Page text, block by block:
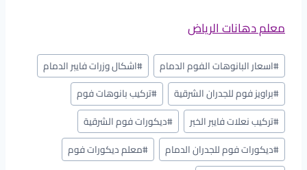
معلم دهانات الرياض
وسوم
المقال:
#اسعار البانوهات الفوم الدمام #اشكال وزرات فايبر الدمام
#براويز فوم للجدران الشرقية #تركيب بانوهات فوم
#تركيب نعلات فايبر الخبر #ديكورات فوم الشرقية
#ديكورات فوم للجدران الدمام #معلم ديكورات فوم